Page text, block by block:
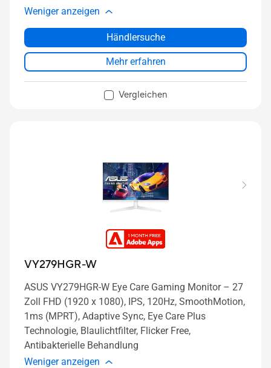
Weniger anzeigen
Händlersuche
Mehr erfahren
Vergleichen
VY279HGR-W
ASUS VY279HGR-W Eye Care Gaming Monitor – 27
Zoll FHD (1920 x 1080), IPS, 120Hz, SmoothMotion,
1ms (MPRT), Adaptive Sync, Eye Care Plus
Technologie, Blaulichtfilter, Flicker Free,
Antibakterielle Behandlung
Weniger anzeigen